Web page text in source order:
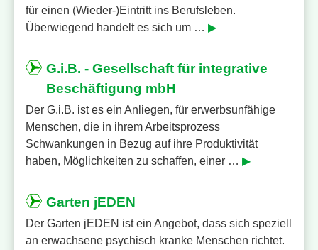
für einen (Wieder-)Eintritt ins Berufsleben.
Überwiegend handelt es sich um … ▶
G.i.B. - Gesellschaft für integrative
Beschäftigung mbH
Der G.i.B. ist es ein Anliegen, für erwerbsunfähige
Menschen, die in ihrem Arbeitsprozess
Schwankungen in Bezug auf ihre Produktivität
haben, Möglichkeiten zu schaffen, einer … ▶
Garten jEDEN
Der Garten jEDEN ist ein Angebot, dass sich speziell
an erwachsene psychisch kranke Menschen richtet.